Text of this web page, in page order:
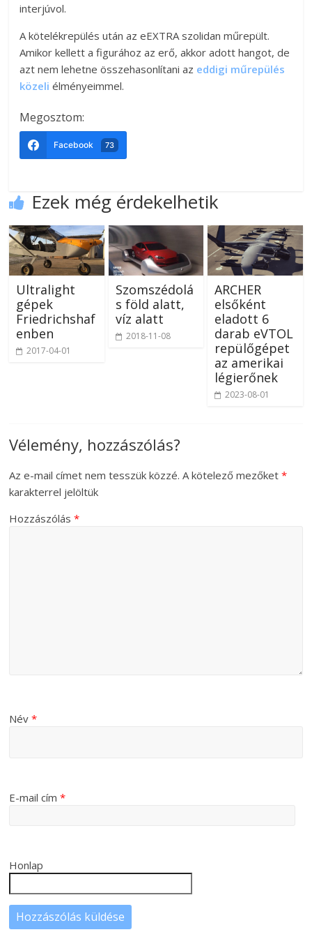
interjúvol.
A kötelékrepülés után az eEXTRA szolidan műrepült.
Amikor kellett a figurához az erő, akkor adott hangot, de
azt nem lehetne összehasonlítani az eddigi műrepülés
közeli élményeimmel.
Megosztom:
Facebook 73
Ezek még érdekelhetik
Ultralight
gépek
Friedrichshaf
enben
2017-04-01
Szomszédolá
s föld alatt,
víz alatt
2018-11-08
ARCHER
elsőként
eladott 6
darab eVTOL
repülőgépet
az amerikai
légierőnek
2023-08-01
Vélemény, hozzászólás?
Az e-mail címet nem tesszük közzé. A kötelező mezőket*
karakterrel jelöltük
Hozzászólás*
Név*
E-mail cím*
Honlap